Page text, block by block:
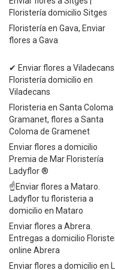
Floristería domicilio Sitges
Floristería en Gava, Enviar
flores a Gava
✔ Enviar flores a Viladecans.
Floristería domicilio en
Viladecans
Floristeria en Santa Coloma
Gramanet, flores a Santa
Coloma de Gramenet
Enviar flores a domicilio
Premia de Mar Floristería
Ladyflor ®
☝Enviar flores a Mataro.
Ladyflor tu floristeria a
domicilio en Mataro
Enviar flores a Abrera.
Entregas a domicilio
online Abrera
Enviar flores a domicilio en